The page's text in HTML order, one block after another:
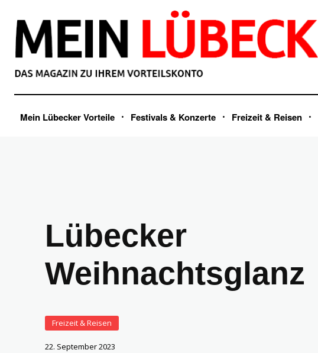
Mein Lübecker Vorteile Festivals & Konzerte Freizeit & Reisen
Lübecker
Weihnachtsglanz
Freizeit & Reisen
22. September 2023